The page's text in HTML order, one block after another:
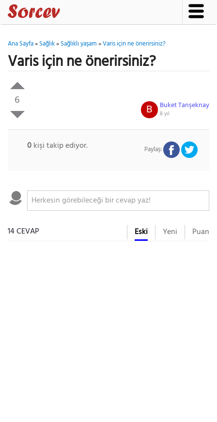
Ana Sayfa»Sağlık»Sağlıklı yaşam»Varis için ne önerirsiniz?
Varis için ne önerirsiniz?
6 Buket Tanşeknay
8 yıl
B
0kişi takip ediyor. Paylaş:
14 CEVAP Eski Yeni Puan
Gezinti Menüsü